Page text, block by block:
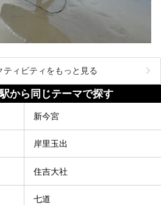
ティビティをもっと見る
から同じテーマで探す
新今宮
岸里玉出
住吉大社
七道